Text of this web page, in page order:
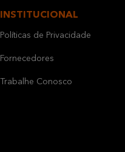
INSTITUCIONAL
Políticas de Privacidade
Fornecedores
Trabalhe Conosco